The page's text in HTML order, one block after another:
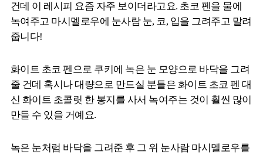
건데 이 레시피 요즘 자주 보이더라고요. 초코 펜을 물에
녹여주고 마시멜로우에 눈사람 눈, 코, 입을 그려주고 말려
줍니다!
화이트 초코 펜으로 쿠키에 녹은 눈 모양으로 바닥을 그려
줄 건데 혹시나 대량으로 만드실 분들은 화이트 초코 펜 대
신 화이트 초콜릿 한 봉지를 사서 녹여주는 것이 훨씬 많이
만들 수 있을 거예요.
녹은 눈처럼 바닥을 그려준 후 그 위 눈사람 마시멜로우를